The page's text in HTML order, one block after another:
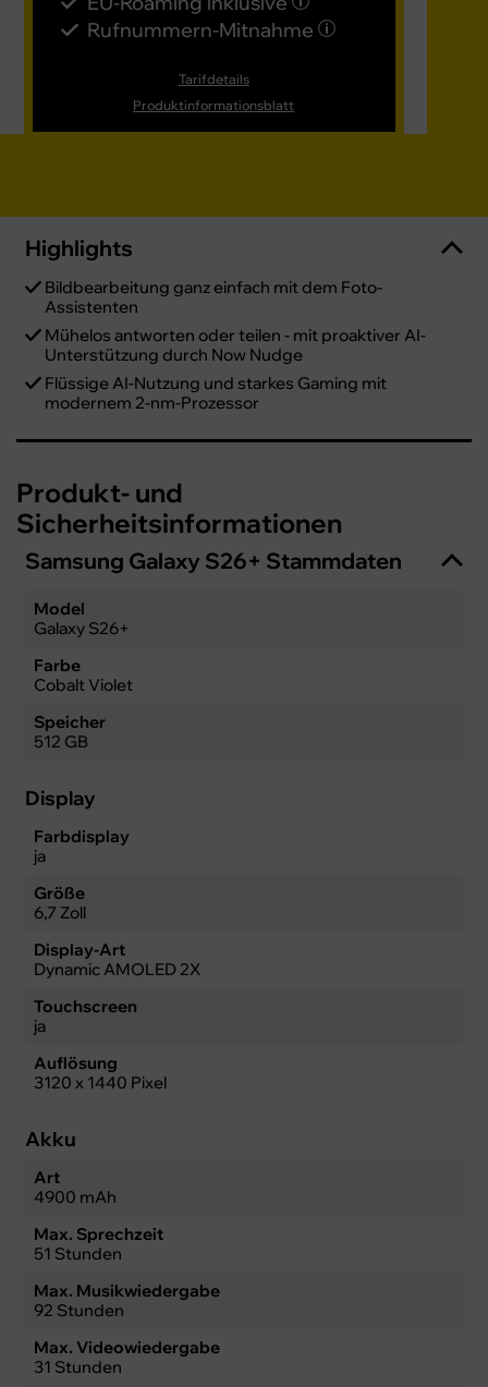
Rufnummern-​Mitnahme
Tarifdetails
Produktinformationsblatt
Highlights
Bildbearbeitung ganz einfach mit dem Foto-
Assistenten
Mühelos antworten oder teilen - mit proaktiver AI-
Unterstützung durch Now Nudge
Flüssige AI-Nutzung und starkes Gaming mit
modernem 2-nm-Prozessor
Produkt- und
Sicherheitsinformationen
Samsung Galaxy S26+ Stammdaten
Model
Galaxy S26+
Farbe
Cobalt Violet
Speicher
512 GB
Display
Farbdisplay
ja
Größe
6,7 Zoll
Display-Art
Dynamic AMOLED 2X
Touchscreen
ja
Auflösung
3120 x 1440 Pixel
Akku
Art
4900 mAh
Max. Sprechzeit
51 Stunden
Max. Musikwiedergabe
92 Stunden
Max. Videowiedergabe
31 Stunden